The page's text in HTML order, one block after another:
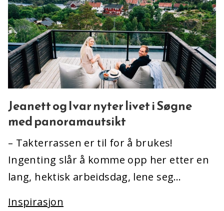
Jeanett og Ivar nyter livet i Søgne
med panoramautsikt
– Takterrassen er til for å brukes!
Ingenting slår å komme opp her etter en
lang, hektisk arbeidsdag, lene seg…
Inspirasjon